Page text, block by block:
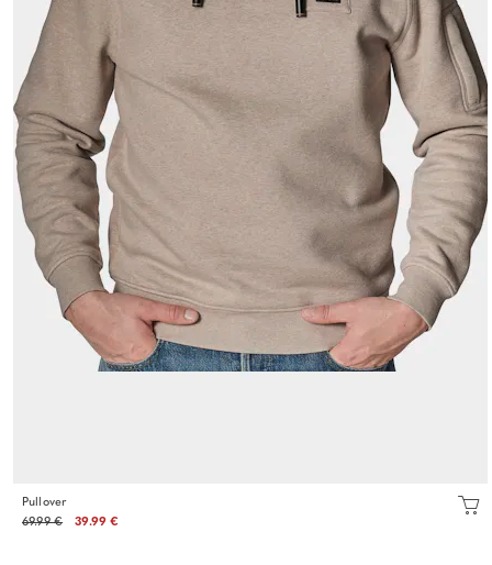
Pullover
69.99 €
39.99 €